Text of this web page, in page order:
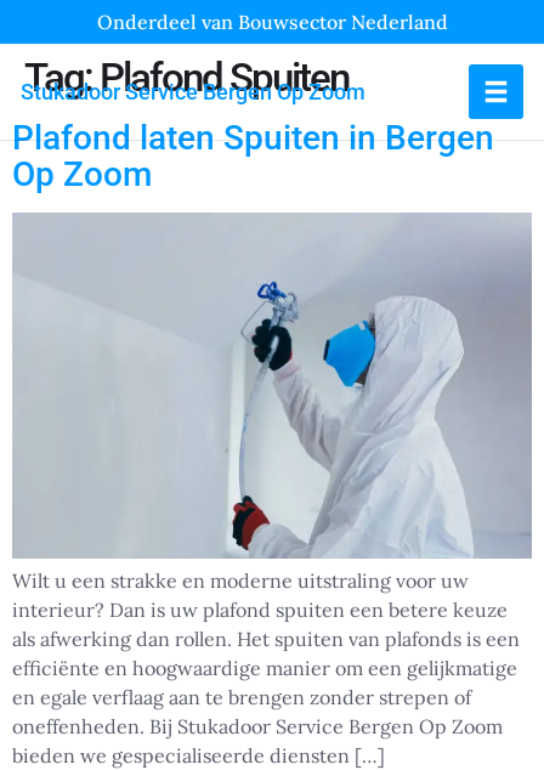
Onderdeel van Bouwsector Nederland
Stukadoor Service Bergen Op Zoom
Tag:Plafond Spuiten
Plafond laten Spuiten in Bergen
Op Zoom
Wilt u een strakke en moderne uitstraling voor uw
interieur? Dan is uw plafond spuiten een betere keuze
als afwerking dan rollen. Het spuiten van plafonds is een
efficiënte en hoogwaardige manier om een gelijkmatige
en egale verflaag aan te brengen zonder strepen of
oneffenheden. Bij Stukadoor Service Bergen Op Zoom
bieden we gespecialiseerde diensten […]